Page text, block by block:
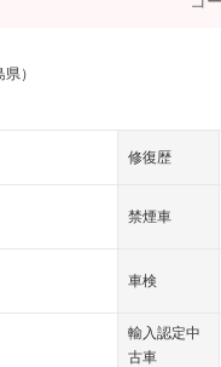
）
修復歴
禁煙車
車検
輸入認定中
古車